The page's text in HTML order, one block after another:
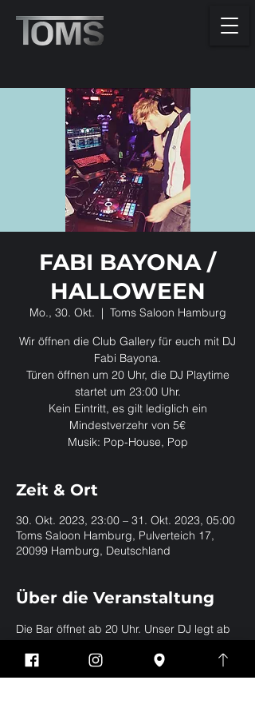
FABI BAYONA /
HALLOWEEN
Mo., 30. Okt.
  |
Toms Saloon Hamburg
Wir öffnen die Club Gallery für euch mit DJ
Fabi Bayona.
Türen öffnen um 20 Uhr, die DJ Playtime
startet um 23:00 Uhr.
Kein Eintritt, es gilt lediglich ein
Mindestverzehr von 5€
Musik: Pop-House, Pop
Zeit & Ort
30. Okt. 2023, 23:00 – 31. Okt. 2023, 05:00
Toms Saloon Hamburg, Pulverteich 17,
20099 Hamburg, Deutschland
Über die Veranstaltung
Die Bar öffnet ab 20 Uhr. Unser DJ legt ab